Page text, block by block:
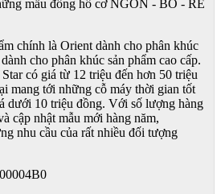
mẫu đồng hồ cơ NGON - BỔ - RẺ
chính là Orient dành cho phân khúc
cho phân khúc sản phẩm cao cấp.
có giá từ 12 triệu đến hơn 50 triệu
mang tới những cỗ máy thời gian tốt
dưới 10 triệu đồng. Với số lượng hàng
cập nhật mẫu mới hàng năm,
nhu cầu của rất nhiều đối tượng